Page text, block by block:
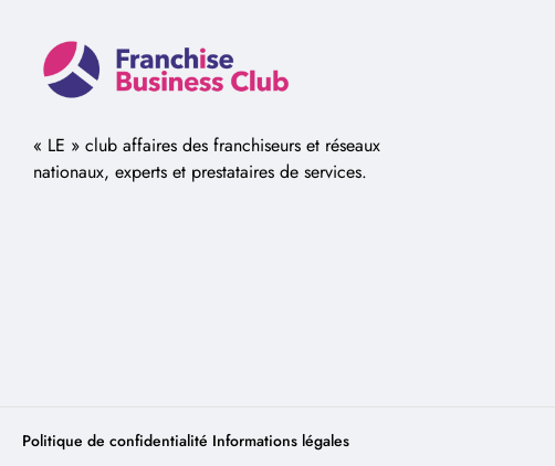
« LE » club affaires des franchiseurs et réseaux
nationaux, experts et prestataires de services.
Politique de confidentialité Informations légales